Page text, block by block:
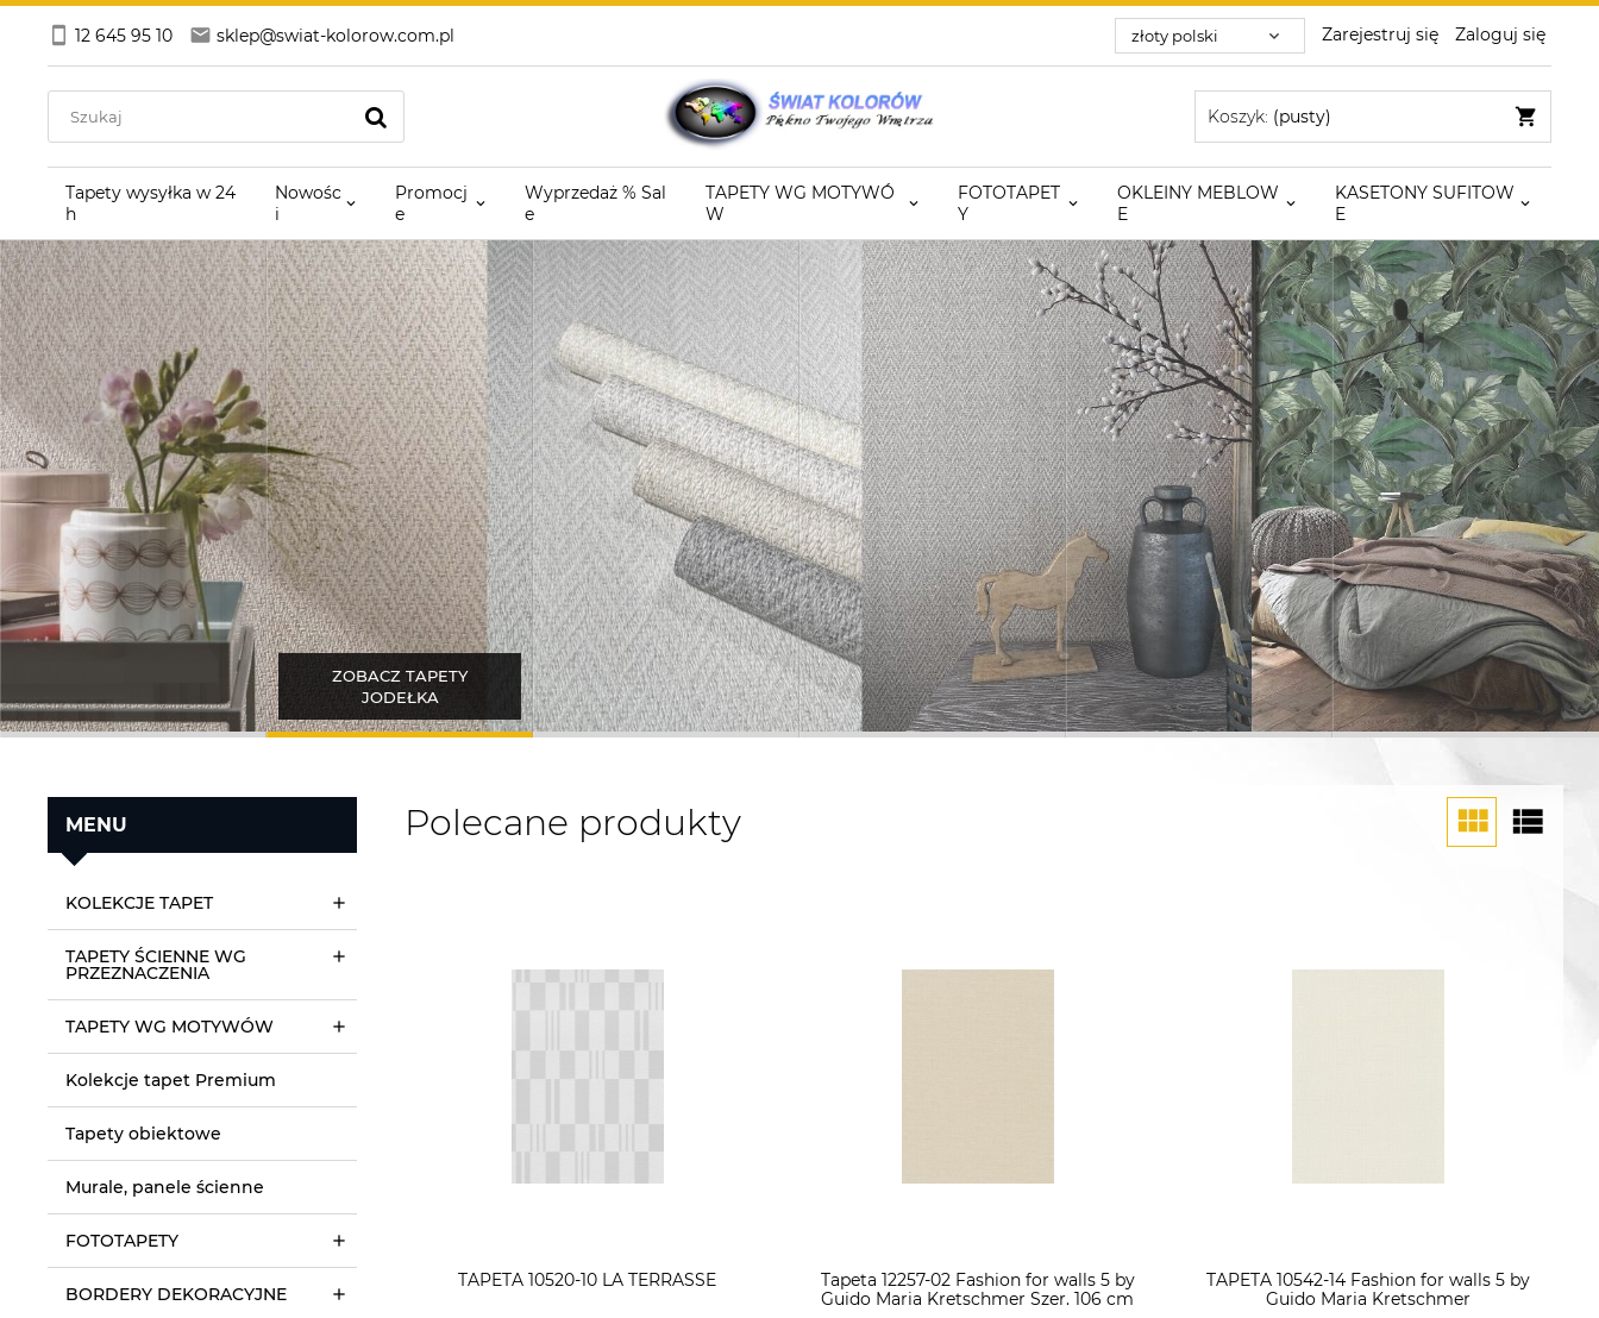
12 645 95 10 sklep@swiat-kolorow.com.pl Zarejestruj się Zaloguj się
Koszyk: (pusty)
Tapety wysyłka w 24
h
Nowośc
i
Promocj
e
Wyprzedaż % Sal
e
TAPETY WG MOTYWÓ
W
FOTOTAPET
Y
OKLEINY MEBLOW
E
KASETONY SUFITOW
E
ZOBACZ TAPETY
JODEŁKA
MENU
KOLEKCJE TAPET
TAPETY ŚCIENNE WG
PRZEZNACZENIA
TAPETY WG MOTYWÓW
Kolekcje tapet Premium
Tapety obiektowe
Murale, panele ścienne
FOTOTAPETY
BORDERY DEKORACYJNE
Polecane produkty
TAPETA 10520-10 LA TERRASSE
Tapeta 12257-02 Fashion for walls 5 by
Guido Maria Kretschmer Szer. 106 cm
TAPETA 10542-14 Fashion for walls 5 by
Guido Maria Kretschmer